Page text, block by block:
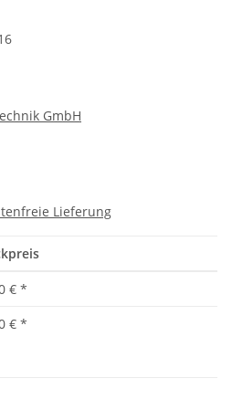
GmbH
Lieferung
€ *
€ *